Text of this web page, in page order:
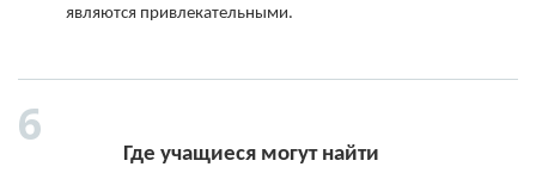
являются привлекательными.